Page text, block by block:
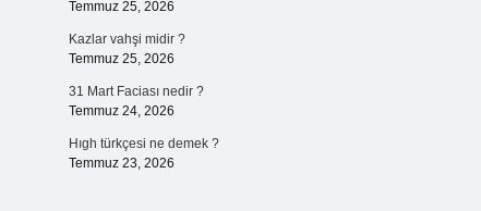
Temmuz 25, 2026
Kazlar vahşi midir ?
Temmuz 25, 2026
31 Mart Faciası nedir ?
Temmuz 24, 2026
Hıgh türkçesi ne demek ?
Temmuz 23, 2026